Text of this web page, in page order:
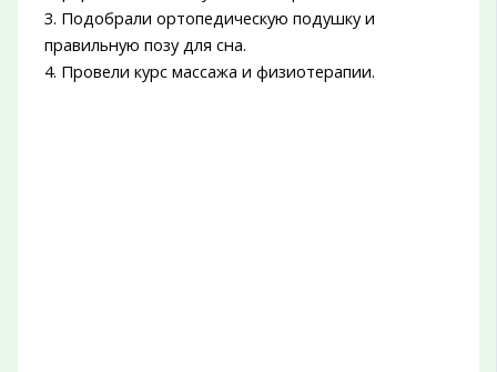
3. Подобрали ортопедическую подушку и
правильную позу для сна.
4. Провели курс массажа и физиотерапии.